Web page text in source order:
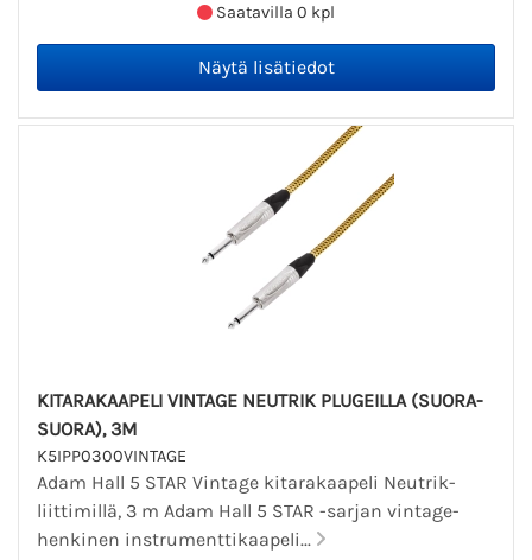
Saatavilla 0 kpl
KITARAKAAPELI VINTAGE NEUTRIK PLUGEILLA (SUORA-
SUORA), 3M
K5IPP0300VINTAGE
Adam Hall 5 STAR Vintage kitarakaapeli Neutrik-
liittimillä, 3 m Adam Hall 5 STAR -sarjan vintage-
henkinen instrumenttikaapeli...